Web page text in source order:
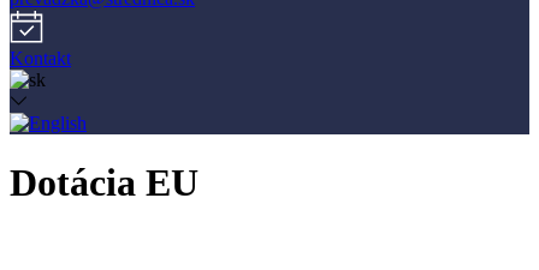
Kontakt
Dotácia EU